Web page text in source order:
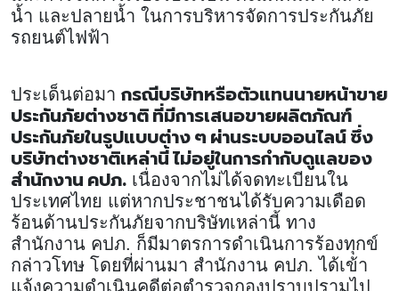
น้ำ และปลายน้ำ ในการบริหารจัดการประกันภัย
รถยนต์ไฟฟ้า
ประเด็นต่อมา กรณีบริษัทหรือตัวแทนนายหน้าขาย
ประกันภัยต่างชาติ ที่มีการเสนอขายผลิตภัณฑ์
ประกันภัยในรูปแบบต่าง ๆ ผ่านระบบออนไลน์ ซึ่ง
บริษัทต่างชาติเหล่านี้ ไม่อยู่ในการกำกับดูแลของ
สำนักงาน คปภ. เนื่องจากไม่ได้จดทะเบียนใน
ประเทศไทย แต่หากประชาชนได้รับความเดือด
ร้อนด้านประกันภัยจากบริษัทเหล่านี้ ทาง
สำนักงาน คปภ. ก็มีมาตรการดำเนินการร้องทุกข์
กล่าวโทษ โดยที่ผ่านมา สำนักงาน คปภ. ได้เข้า
แจ้งความดำเนินคดีต่อตำรวจกองปราบปรามไป